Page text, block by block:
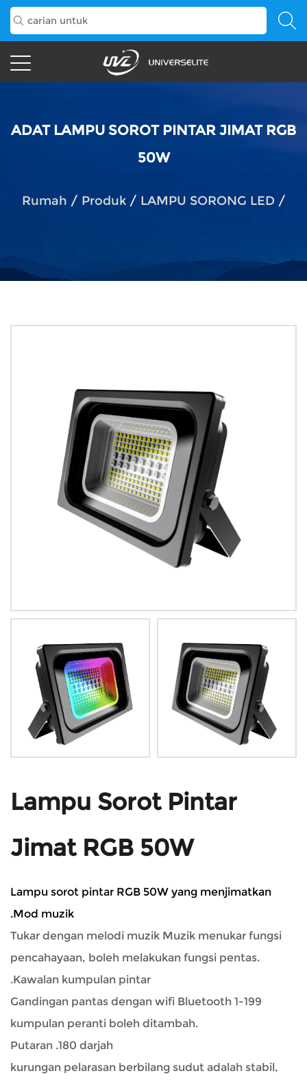
ADAT LAMPU SOROT PINTAR JIMAT RGB
50W
Rumah / Produk/ LAMPU SORONG LED /
Lampu Sorot Pintar
Jimat RGB 50W
Lampu sorot pintar RGB 50W yang menjimatkan
.Mod muzik
Tukar dengan melodi muzik Muzik menukar fungsi
pencahayaan, boleh melakukan fungsi pentas.
.Kawalan kumpulan pintar
Gandingan pantas dengan wifi Bluetooth 1-199
kumpulan peranti boleh ditambah.
Putaran .180 darjah
kurungan pelarasan berbilang sudut adalah stabil,